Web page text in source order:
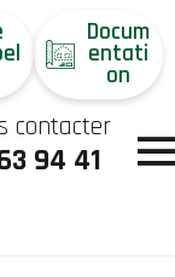
Docum
entati
on
contacter
94 41